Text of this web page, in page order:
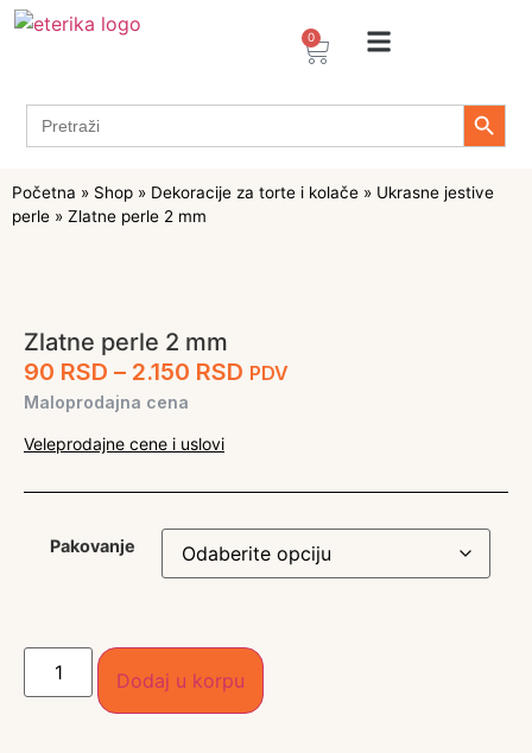
0
Search
for:
Search
Početna » Shop » Dekoracije za torte i kolače » Ukrasne jestive
perle » Zlatne perle 2 mm
Zlatne perle 2 mm
90 RSD – 2.150 RSD PDV
Maloprodajna cena
Veleprodajne cene i uslovi
Pakovanje
Dodaj u korpu